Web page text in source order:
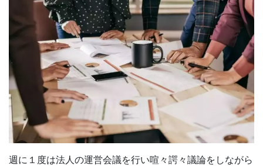
週に１度は法人の運営会議を行い喧々諤々議論をしながら